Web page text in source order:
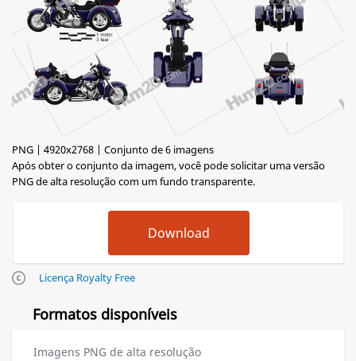
PNG | 4920x2768 | Conjunto de 6 imagens
Após obter o conjunto da imagem, você pode solicitar uma versão
PNG de alta resolução com um fundo transparente.
Licença Royalty Free
Formatos disponíveis
Imagens PNG de alta resolução